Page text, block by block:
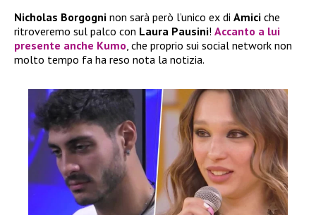
Nicholas Borgogni non sarà però l’unico ex di Amici che
ritroveremo sul palco con Laura Pausini! Accanto a lui
presente anche Kumo, che proprio sui social network non
molto tempo fa ha reso nota la notizia.